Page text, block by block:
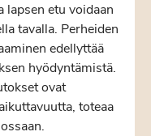
lapsen etu voidaan
tavalla. Perheiden
edellyttää
hyödyntämistä.
ovat
toteaa